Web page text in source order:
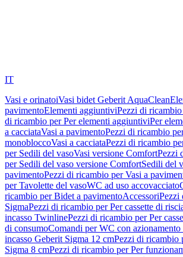
IT
Vasi e orinatoiVasi bidet Geberit AquaClean
pavimentoElementi aggiuntiviPezzi di
di ricambio per Per elementi aggiuntiviPer
a cacciataVasi a pavimentoPezzi di ricambio
monobloccoVasi a cacciataPezzi di ricambio
per Sedili del vasoVasi versione ComfortPezzi
per Sedili del vaso versione ComfortSedili del
pavimentoPezzi di ricambio per Vasi a
per Tavolette del vasoWC ad uso accovacciato
ricambio per Bidet a pavimentoAccessoriPezzi
SigmaPezzi di ricambio per Per cassette di
incasso TwinlinePezzi di ricambio per Per
di consumoComandi per WC con
incasso Geberit Sigma 12 cmPezzi di ricambio
Sigma 8 cmPezzi di ricambio per Per